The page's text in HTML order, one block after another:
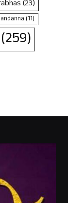
(23)
(11)
(259)